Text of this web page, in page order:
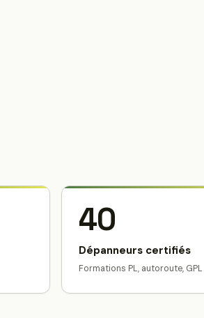
40
Dépanneurs certifiés
Formations PL, autoroute, GPL